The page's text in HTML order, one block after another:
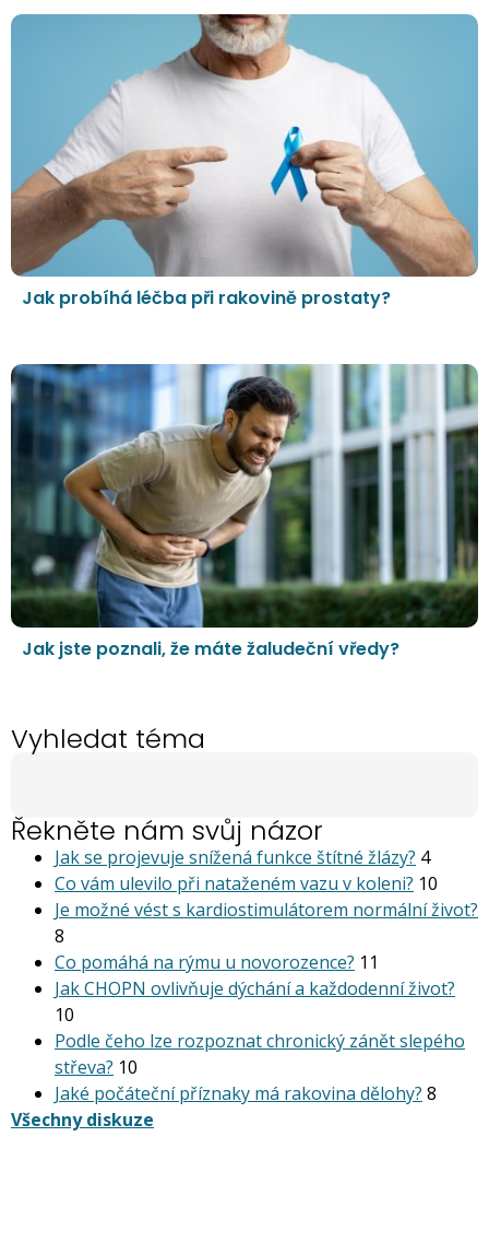
Jak probíhá léčba při rakovině prostaty?
Jak jste poznali, že máte žaludeční vředy?
Vyhledat téma
Řekněte nám svůj názor
Jak se projevuje snížená funkce štítné žlázy? 4
Co vám ulevilo při nataženém vazu v koleni? 10
Je možné vést s kardiostimu­látorem normální život?
8
Co pomáhá na rýmu u novorozence? 11
Jak CHOPN ovlivňuje dýchání a každodenní život?
10
Podle čeho lze rozpoznat chronický zánět slepého
střeva? 10
Jaké počáteční příznaky má rakovina dělohy? 8
Všechny diskuze